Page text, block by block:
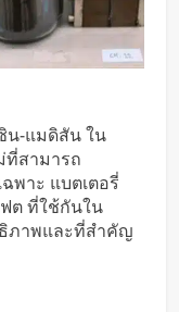
นไทย ทดสอบ
างเมือง ช่วย
างด่วน
น-แมดิสัน ใน
ที่สามารถ
พาะ แบตเตอรี่
ต ที่ใช้กันใน
ภาพและที่สำคัญ